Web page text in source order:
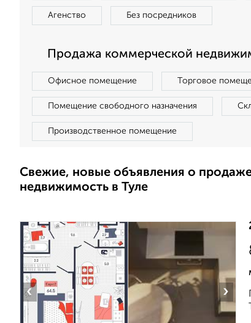
Агенство Без посредников
Продажа коммерческой
Офисное помещение Торговое
Помещение свободного назначения
Производственное помещение
Свежие, новые объявления о
недвижимость в Туле
‹ ›